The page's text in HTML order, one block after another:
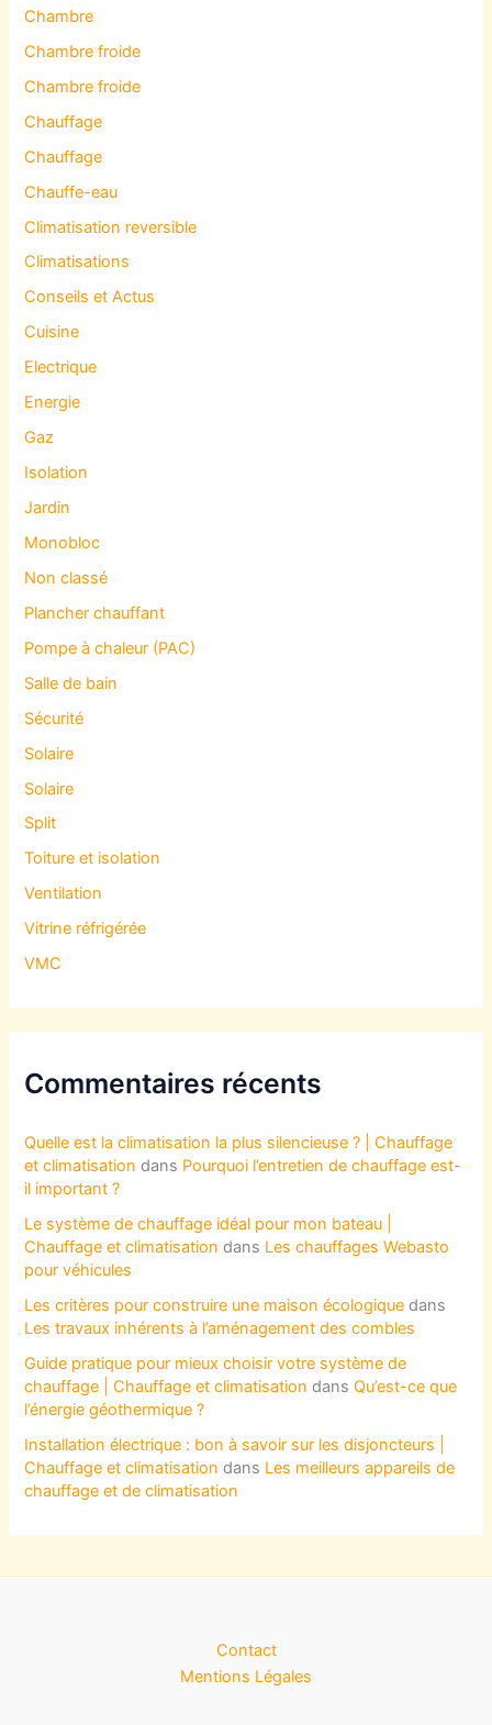
Chambre
Chambre froide
Chambre froide
Chauffage
Chauffage
Chauffe-eau
Climatisation reversible
Climatisations
Conseils et Actus
Cuisine
Electrique
Energie
Gaz
Isolation
Jardin
Monobloc
Non classé
Plancher chauffant
Pompe à chaleur (PAC)
Salle de bain
Sécurité
Solaire
Solaire
Split
Toiture et isolation
Ventilation
Vitrine réfrigérée
VMC
Commentaires récents
Quelle est la climatisation la plus silencieuse ? | Chauffage
et climatisation dans Pourquoi l’entretien de chauffage est-
il important ?
Le système de chauffage idéal pour mon bateau |
Chauffage et climatisation dans Les chauffages Webasto
pour véhicules
Les critères pour construire une maison écologique dans
Les travaux inhérents à l’aménagement des combles
Guide pratique pour mieux choisir votre système de
chauffage | Chauffage et climatisation dansQu’est-ce que
l’énergie géothermique ?
Installation électrique : bon à savoir sur les disjoncteurs |
Chauffage et climatisation dans Les meilleurs appareils de
chauffage et de climatisation
Contact
Mentions Légales